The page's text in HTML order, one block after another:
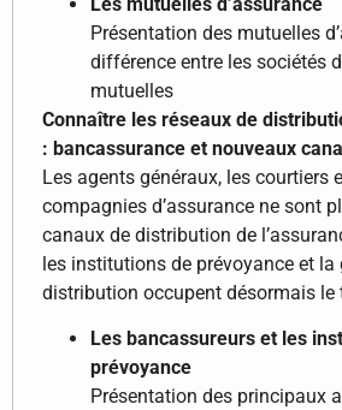
Présentation des mutuelles
différence entre les sociétés
mutuelles
Connaître les réseaux de
: bancassurance et nouveaux
Les agents généraux, les courtiers
compagnies d’assurance ne sont
canaux de distribution de
les institutions de prévoyance et la
distribution occupent désormais le
Les bancassureurs et les
prévoyance
Présentation des principaux